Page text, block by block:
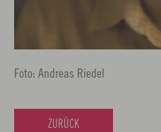
Foto: Andreas Riedel
ZURÜCK